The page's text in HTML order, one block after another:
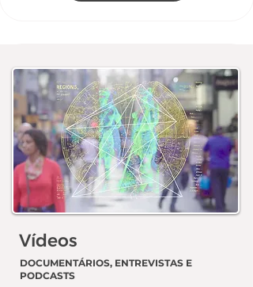
Vídeos
DOCUMENTÁRIOS, ENTREVISTAS E
PODCASTS